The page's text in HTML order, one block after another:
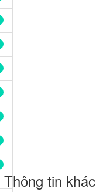
Thông tin khác